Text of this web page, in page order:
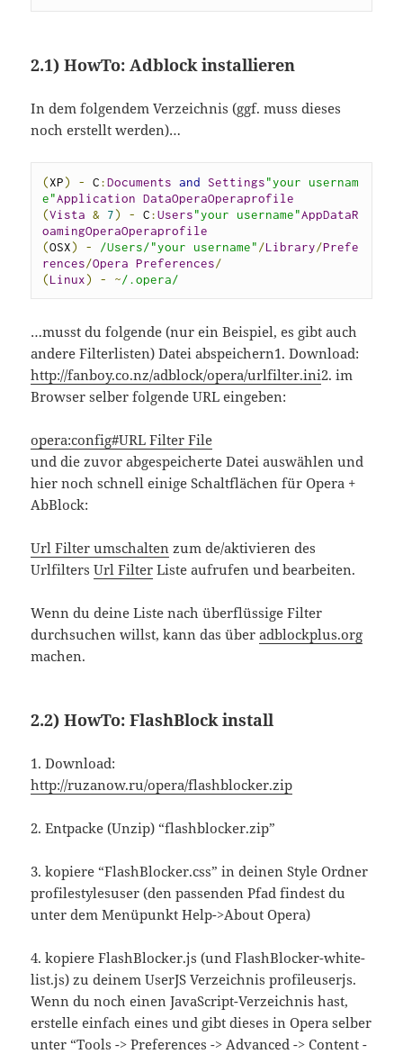
2.1)HowTo: Adblock installieren
In dem folgendem Verzeichnis (ggf. muss dieses
noch erstellt werden)…
(XP) - C:Documents and Settings"your usernam
e"Application DataOperaOperaprofile
(Vista & 7) - C:Users"your username"AppDataR
oamingOperaOperaprofile
(OSX) - /Users/"your username"/Library/Prefe
rences/Opera Preferences/
(Linux) - ~/.opera/
…musst du folgende (nur ein Beispiel, es gibt auch
andere Filterlisten) Datei abspeichern1. Download:
http://fanboy.co.nz/adblock/opera/urlfilter.ini2. im
Browser selber folgende URL eingeben:
opera:config#URL Filter File
und die zuvor abgespeicherte Datei auswählen und
hier noch schnell einige Schaltflächen für Opera +
AbBlock:
Url Filter umschalten zum de/aktivieren des
UrlfiltersUrl Filter Liste aufrufen und bearbeiten.
Wenn du deine Liste nach überflüssige Filter
durchsuchen willst, kann das überadblockplus.org
machen.
2.2)HowTo: FlashBlock install
1. Download:
http://ruzanow.ru/opera/flashblocker.zip
2. Entpacke (Unzip) “flashblocker.zip”
3. kopiere “FlashBlocker.css” in deinen Style Ordner
profilestylesuser (den passenden Pfad findest du
unter dem Menüpunkt Help->About Opera)
4. kopiere FlashBlocker.js (und FlashBlocker-white-
list.js) zu deinem UserJS Verzeichnis profileuserjs.
Wenn du noch einen JavaScript-Verzeichnis hast,
erstelle einfach eines und gibt dieses in Opera selber
unter “Tools -> Preferences -> Advanced -> Content -